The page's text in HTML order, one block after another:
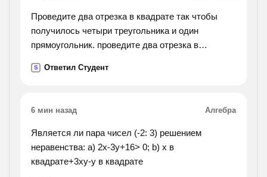
Проведите два отрезка в квадрате так чтобы
получилось четыри треугольника и один
прямоугольник. проведите два отрезка в
треугольника и три четырехугольника.
S Ответил Студент
6 мин назад Алгебра
Является ли пара чисел (-2: 3) решением
неравенства: a) 2x-3y+16> 0; b) x в
квадрате+3xy-y в квадрате